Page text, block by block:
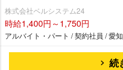
株式会社ベルシステム24
時給1,400円～1,750円
アルバイト・パート / 契約社員 / 愛
続